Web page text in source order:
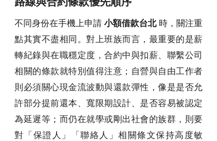
不同身份在手機上申請 小額借款台北時，關注重
點其實不盡相同。對上班族而言，最重要的是薪
轉紀錄與在職穩定度，合約中與扣薪、聯繫公司
相關的條款就特別值得注意；自營與自由工作者
則必須關心現金流波動與還款彈性，像是是否允
許部分提前還本、寬限期設計、是否容易被認定
為延遲等；而仍在就學或剛出社會的族群，則要
對「保證人」「聯絡人」相關條文保持高度敏